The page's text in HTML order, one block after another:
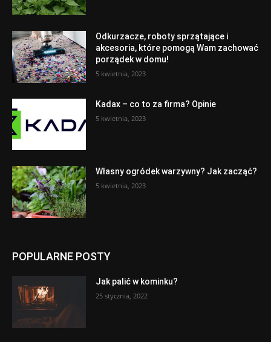
Odkurzacze, roboty sprzątające i
akcesoria, które pomogą Wam zachować
porządek w domu!
5 kwietnia, 2023
Kadax – co to za firma? Opinie
5 kwietnia, 2023
Własny ogródek warzywny? Jak zacząć?
5 kwietnia, 2023
POPULARNE POSTY
Jak palić w kominku?
25 stycznia, 2022